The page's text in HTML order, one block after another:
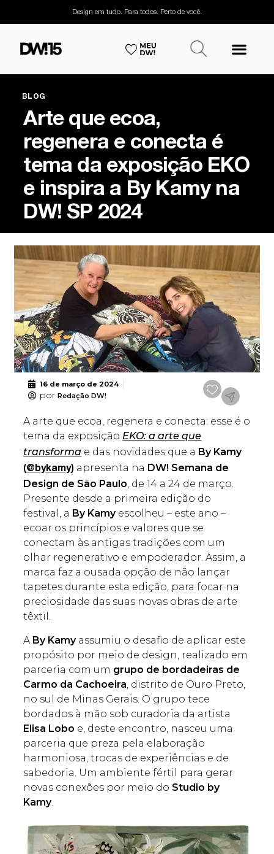
Design em tudo. Para todos. Perto de você.
BLOG
Arte que ecoa,
regenera e conecta é
tema da exposição EKO
e inspira a By Kamy na
DW! SP 2024
16 de março de 2024
por Redação DW!
A arte que ecoa, regenera e conecta: esse é o
tema da exposição EKO: a arte que
transforma e das novidades que a By Kamy
(@bykamy) apresenta na DW! Semana de
Design de São Paulo, de 14 a 24 de março.
Presente desde a primeira edição do
festival, a By Kamyescolheu – este ano –
ecoar os princípios e valores que se
conectam às antigas tradições com um
olhar regenerativo e empoderador. Assim, a
marca faz a ousada opção de não lançar
tapetes durante esta edição, para focar na
preciosidade das suas novas obras de arte
têxtil.
A By Kamyassumiu o desafio de aplicar este
propósito por meio de design, realizado em
parceria com um grupo de bordadeiras de
Carmo da Cachoeira, distrito de Ouro Preto,
no sul de Minas Gerais. O grupo tece
bordados à mão sob curadoria da artista
Elisa Lobo e, deste encontro, nasceu uma
parceria que preza pela elaboração
harmoniosa, trocas de experiências e de
sabedoria. Um ambiente fértil para gerar
novas conexões por meio do Studio by
Kamy.